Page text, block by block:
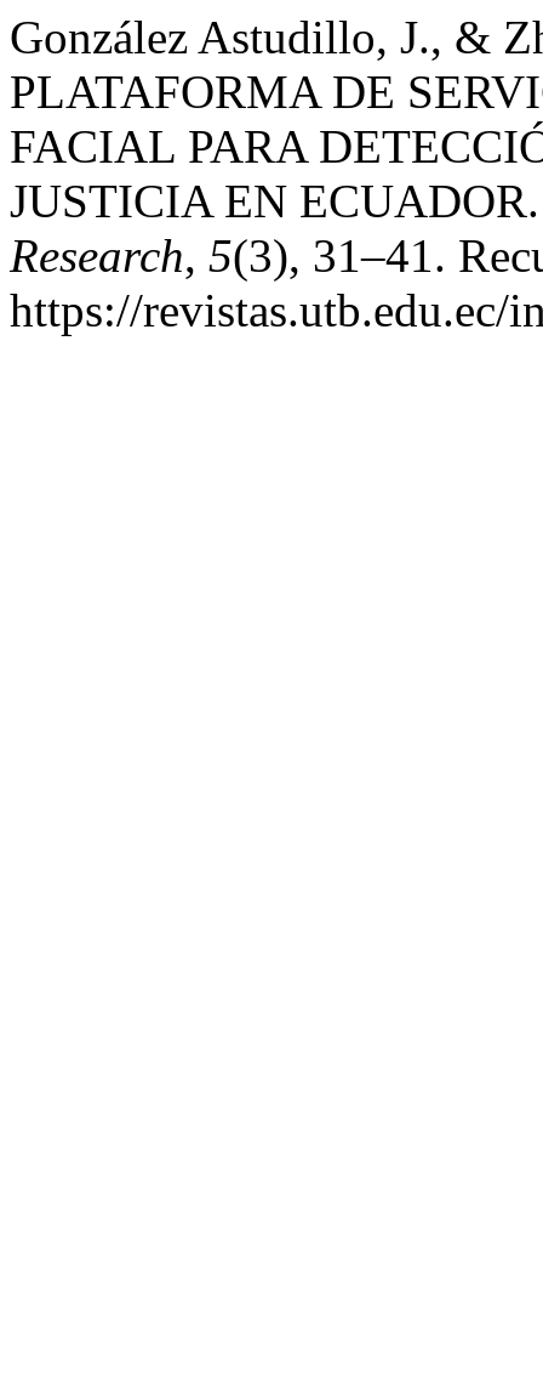
González Astudillo, J., &
PLATAFORMA DE
FACIAL PARA
JUSTICIA EN
Research, 5(3), 31–41.
https://revistas.utb.edu.ec/